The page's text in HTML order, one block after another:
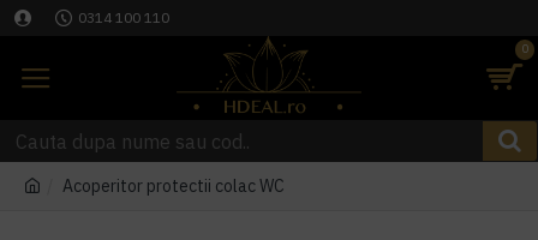
0314 100 110
0
Acoperitor protectii colac WC